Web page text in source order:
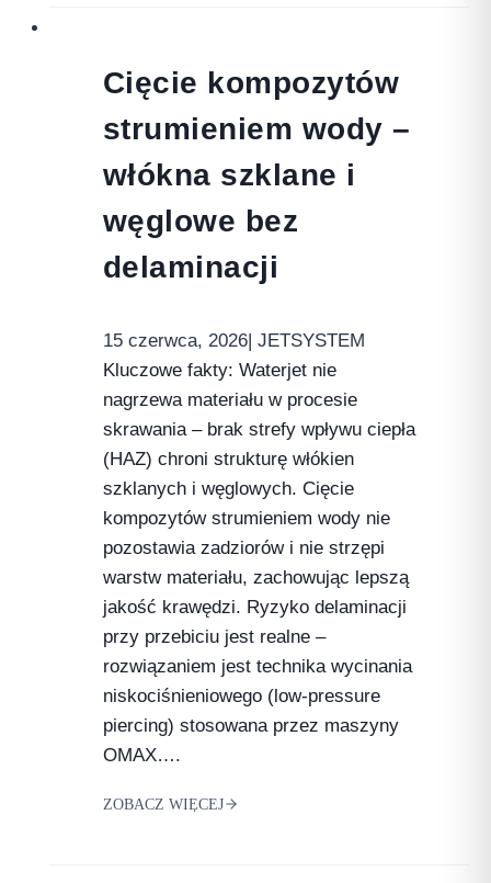
Cięcie kompozytów
strumieniem wody –
włókna szklane i
węglowe bez
delaminacji
15 czerwca, 2026| JETSYSTEM
Kluczowe fakty: Waterjet nie
nagrzewa materiału w procesie
skrawania – brak strefy wpływu ciepła
(HAZ) chroni strukturę włókien
szklanych i węglowych. Cięcie
kompozytów strumieniem wody nie
pozostawia zadziorów i nie strzępi
warstw materiału, zachowując lepszą
jakość krawędzi. Ryzyko delaminacji
przy przebiciu jest realne –
rozwiązaniem jest technika wycinania
niskociśnieniowego (low-pressure
piercing) stosowana przez maszyny
OMAX….
ZOBACZ WIĘCEJ